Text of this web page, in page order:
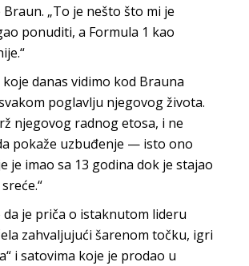
Braun. „To je nešto što mi je
ponuditi, a Formula 1 kao
danas vidimo kod Brauna
poglavlju njegovog života.
njegovog radnog etosa, i ne
pokaže uzbuđenje — isto ono
je imao sa 13 godina dok je stajao
je priča o istaknutom lideru
zahvaljujući šarenom točku, igri
i satovima koje je prodao u